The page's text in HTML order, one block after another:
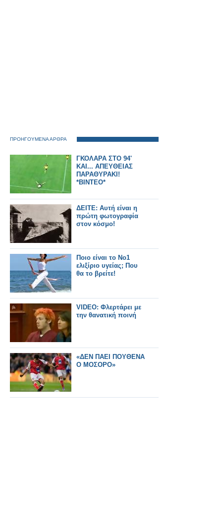
ΠΡΟΗΓΟΥΜΕΝΑ ΑΡΘΡΑ
ΓΚΟΛΑΡΑ ΣΤΟ 94'
ΚΑΙ... ΑΠΕΥΘΕΙΑΣ
ΠΑΡΑΘΥΡΑΚΙ!
*ΒΙΝΤΕΟ*
ΔΕΙΤΕ: Αυτή είναι η
πρώτη φωτογραφία
στον κόσμο!
Ποιο είναι το Νο1
ελιξίριο υγείας; Που
θα το βρείτε!
VIDEO: Φλερτάρει με
την θανατική ποινή
«ΔΕΝ ΠΑΕΙ ΠΟΥΘΕΝΑ
Ο ΜΟΣΟΡΟ»